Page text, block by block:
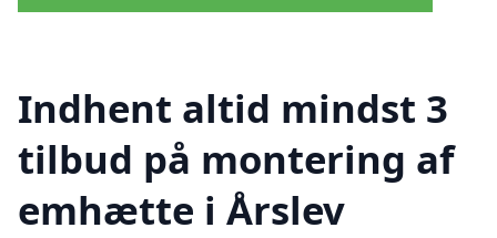
Indhent altid mindst 3
tilbud på montering af
emhætte i Årslev